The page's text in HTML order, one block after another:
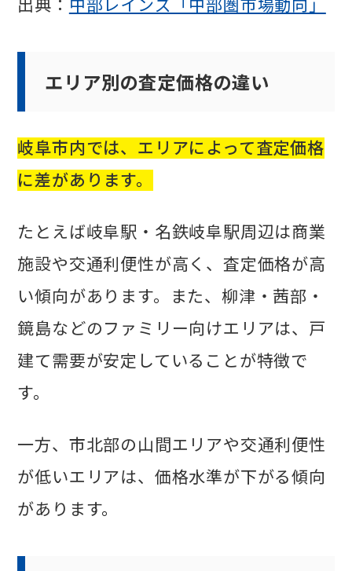
エリア別の査定価格の違い
岐阜市内では、エリアによって査定価格
に差があります。
たとえば岐阜駅・名鉄岐阜駅周辺は商業
施設や交通利便性が高く、査定価格が高
い傾向があります。また、柳津・茜部・
鏡島などのファミリー向けエリアは、戸
建て需要が安定していることが特徴で
す。
一方、市北部の山間エリアや交通利便性
が低いエリアは、価格水準が下がる傾向
があります。